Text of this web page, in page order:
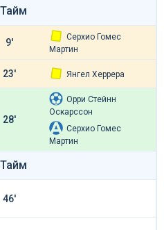
9'
Серхио Гомес
Мартин
23' Янгел Херрера
28'
Орри Стейнн
Оскарссон
Серхио Гомес
Мартин
46'